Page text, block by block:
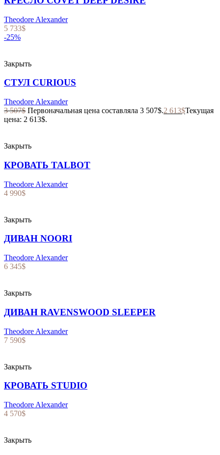
Theodore Alexander
5 733$
-25%
Закрыть
СТУЛ CURIOUS
Theodore Alexander
3 507$ Первоначальная цена составляла 3 507$.2 613$Текущая
цена: 2 613$.
Закрыть
КРОВАТЬ TALBOT
Theodore Alexander
4 990$
Закрыть
ДИВАН NOORI
Theodore Alexander
6 345$
Закрыть
ДИВАН RAVENSWOOD SLEEPER
Theodore Alexander
7 590$
Закрыть
КРОВАТЬ STUDIO
Theodore Alexander
4 570$
Закрыть